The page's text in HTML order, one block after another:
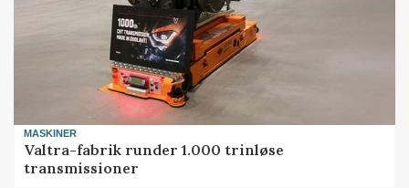
MASKINER
Valtra-fabrik runder 1.000 trinløse
transmissioner